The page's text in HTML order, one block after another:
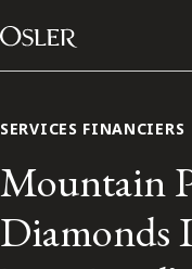
Passer au contenu
Main
SERVICES FINANCIERS
Mountain
Diamonds